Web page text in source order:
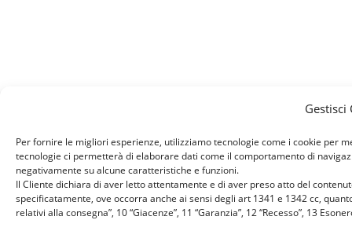
Gestisci
Per fornire le migliori esperienze, utilizziamo tecnologie come i cookie per
tecnologie ci permetterà di elaborare dati come il comportamento di
negativamente su alcune caratteristiche e funzioni.
Il Cliente dichiara di aver letto attentamente e di aver preso atto del
specificatamente, ove occorra anche ai sensi degli art 1341 e 1342 cc,
relativi alla consegna”, 10 “Giacenze”, 11 “Garanzia”, 12 “Recesso”, 13